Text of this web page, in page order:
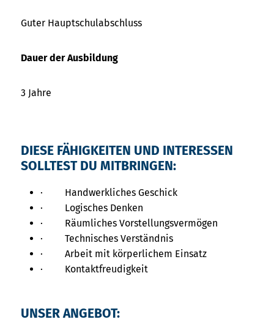
Guter Hauptschulabschluss
Dauer der Ausbildung
3 Jahre
DIESE FÄHIGKEITEN UND INTERESSEN
SOLLTEST DU MITBRINGEN:
· Handwerkliches Geschick
· Logisches Denken
· Räumliches Vorstellungsvermögen
· Technisches Verständnis
· Arbeit mit körperlichem Einsatz
· Kontaktfreudigkeit
UNSER ANGEBOT: